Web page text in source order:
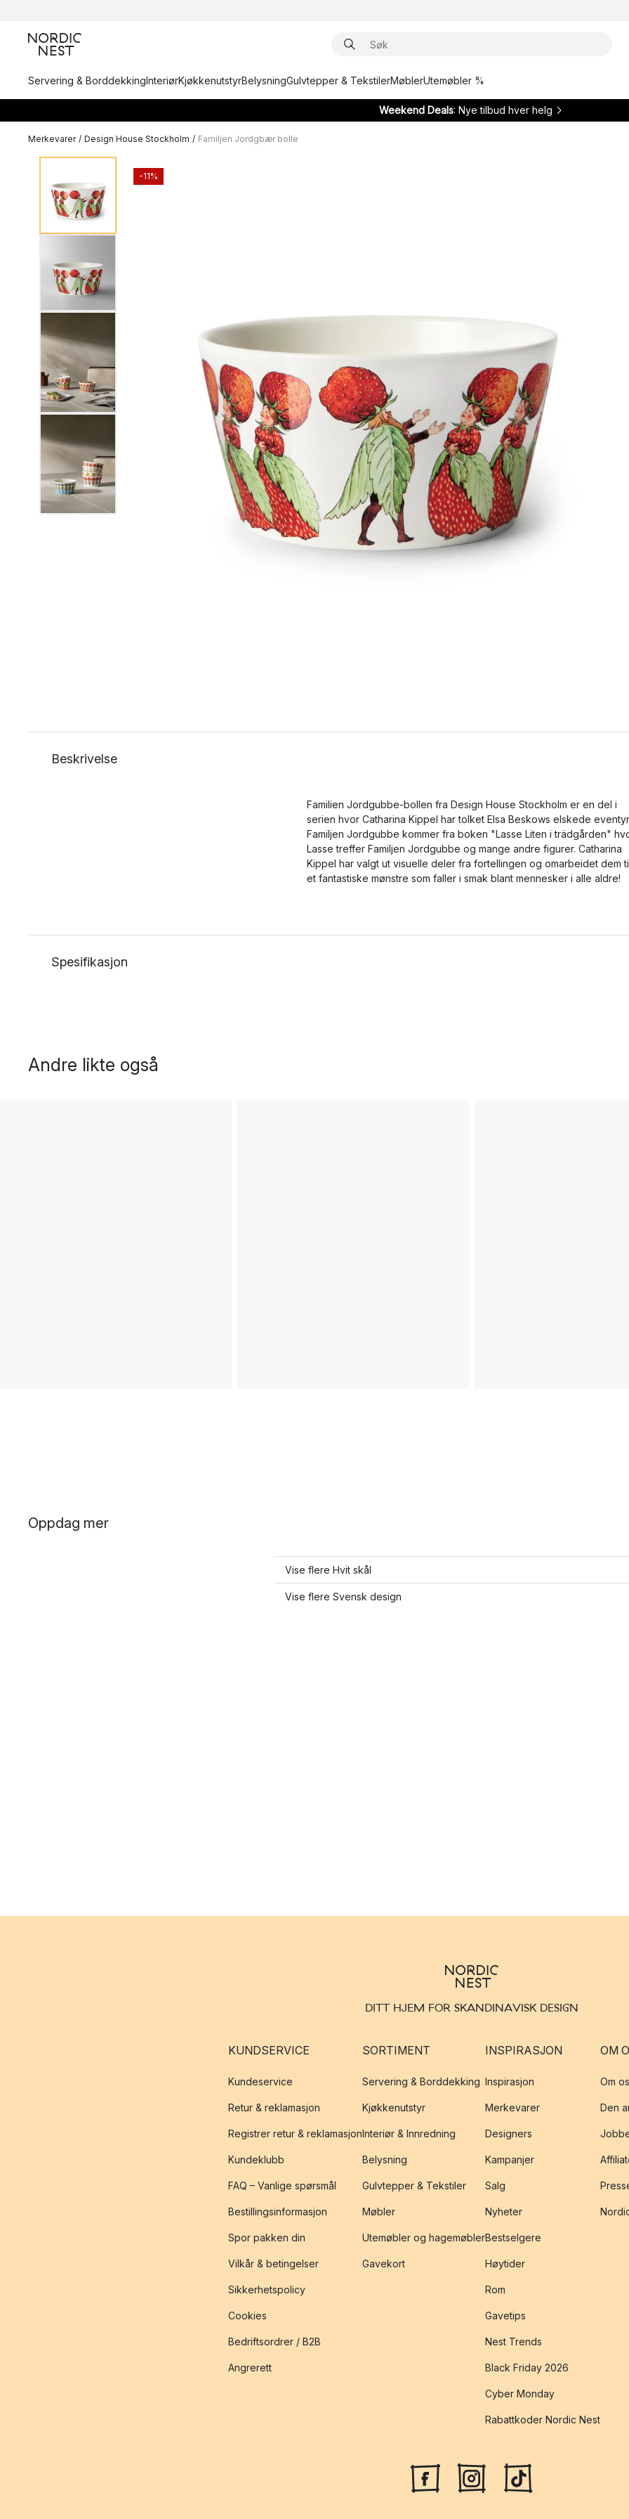
Servering & BorddekkingInteriørKjøkkenutstyrBelysningGulvtepper & TekstilerMøblerUtemøbler %
Weekend Deals: Nye tilbud hver helg
Merkevarer / Design House Stockholm / Familjen Jordgbær bolle
-11%
Beskrivelse
Familien Jordgubbe-bollen fra Design House Stockholm er en del i
serien hvor Catharina Kippel har tolket Elsa Beskows elskede
Familjen Jordgubbe kommer fra boken "Lasse Liten i trädgården"
Lasse treffer Familjen Jordgubbe og mange andre figurer. Catharina
Kippel har valgt ut visuelle deler fra fortellingen og omarbeidet dem
et fantastiske mønstre som faller i smak blant mennesker i alle aldre!
Spesifikasjon
Andre likte også
Oppdag mer
Vise flere Hvit skål
Vise flere Svensk design
DITT HJEM FOR SKANDINAVISK DESIGN
KUNDSERVICE
Kundeservice
Retur & reklamasjon
Registrer retur & reklamasjon
Kundeklubb
FAQ – Vanlige spørsmål
Bestillingsinformasjon
Spor pakken din
Vilkår & betingelser
Sikkerhetspolicy
Cookies
Bedriftsordrer / B2B
Angrerett
SORTIMENT
Servering & Borddekking
Kjøkkenutstyr
Interiør & Innredning
Belysning
Gulvtepper & Tekstiler
Møbler
Utemøbler og hagemøbler
Gavekort
INSPIRASJON
Inspirasjon
Merkevarer
Designers
Kampanjer
Salg
Nyheter
Bestselgere
Høytider
Rom
Gavetips
Nest Trends
Black Friday 2026
Cyber Monday
Rabattkoder Nordic Nest
OM
Om
Den